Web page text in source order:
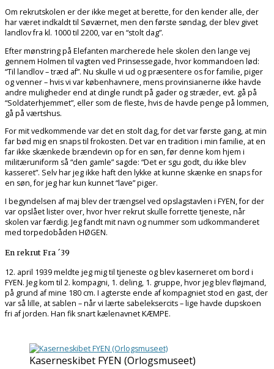
Om rekrutskolen er der ikke meget at berette, for den kender alle, der
har været indkaldt til Søværnet, men den første søndag, der blev givet
landlov fra kl. 1000 til 2200, var en “stolt dag”.
Efter mønstring på Elefanten marcherede hele skolen den lange vej
gennem Holmen til vagten ved Prinsessegade, hvor kommandoen lød:
“Til landlov – træd af”. Nu skulle vi ud og præsentere os for familie, piger
og venner – hvis vi var københavnere, mens provinsianerne ikke havde
andre muligheder end at dingle rundt på gader og stræder, evt. gå på
“Soldaterhjemmet”, eller som de fleste, hvis de havde penge på lommen,
gå på værtshus.
For mit vedkommende var det en stolt dag, for det var første gang, at min
far bød mig en snaps til frokosten. Det var en tradition i min familie, at en
far ikke skænkede brændevin op for en søn, før denne kom hjem i
militæruniform så “den gamle” sagde: “Det er sgu godt, du ikke blev
kasseret”. Selv har jeg ikke haft den lykke at kunne skænke en snaps for
en søn, for jeg har kun kunnet “lave” piger.
I begyndelsen af maj blev der trængsel ved opslagstavlen i FYEN, for der
var opslået lister over, hvor hver rekrut skulle forrette tjeneste, når
skolen var færdig. Jeg fandt mit navn og nummer som udkommanderet
med torpedobåden HØGEN.
En rekrut Fra ´39
12. april 1939 meldte jeg mig til tjeneste og blev kaserneret om bord i
FYEN. Jeg kom til 2. kompagni, 1. deling, 1. gruppe, hvor jeg blev fløjmand,
på grund af mine 180 cm. I agterste ende af kompagniet stod en gast, der
var så lille, at sablen – når vi lærte sabeleksercits – lige havde dupskoen
fri af jorden. Han fik snart kælenavnet KÆMPE.
Kaserneskibet FYEN (Orlogsmuseet)